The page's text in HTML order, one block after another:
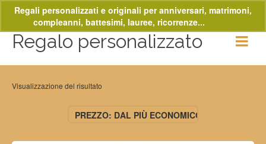
Regalo personalizzato
Visualizzazione del risultato
PREZZO: DAL PIÙ ECONOMICO
Regali personalizzati e originali per anniversari, matrimoni,
compleanni, battesimi, lauree, ricorrenze...